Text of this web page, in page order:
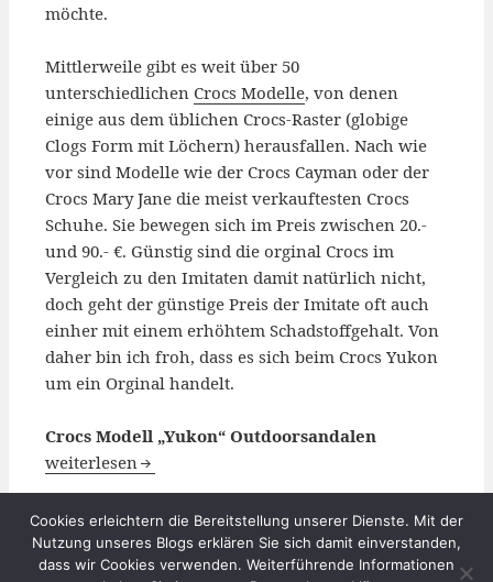
möchte.
Mittlerweile gibt es weit über 50
unterschiedlichen Crocs Modelle, von denen
einige aus dem üblichen Crocs-Raster (globige
Clogs Form mit Löchern) herausfallen. Nach wie
vor sind Modelle wie der Crocs Cayman oder der
Crocs Mary Jane die meist verkauftesten Crocs
Schuhe. Sie bewegen sich im Preis zwischen 20.-
und 90.- €. Günstig sind die orginal Crocs im
Vergleich zu den Imitaten damit natürlich nicht,
doch geht der günstige Preis der Imitate oft auch
einher mit einem erhöhtem Schadstoffgehalt. Von
daher bin ich froh, dass es sich beim Crocs Yukon
um ein Orginal handelt.
Crocs Modell „Yukon“ Outdoorsandalen
Crocs Yukon Outdoor Sandalen
weiterlesen
Veröffentlicht
am
14. November 2009 Kategorien
Ausrüstung Test Schlagwörter
Crocs
3 Kommentare zu Crocs Yukon Outdoor Sandalen
Cookies erleichtern die Bereitstellung unserer Dienste. Mit der
Nutzung unseres Blogs erklären Sie sich damit einverstanden,
dass wir Cookies verwenden. Weiterführende Informationen